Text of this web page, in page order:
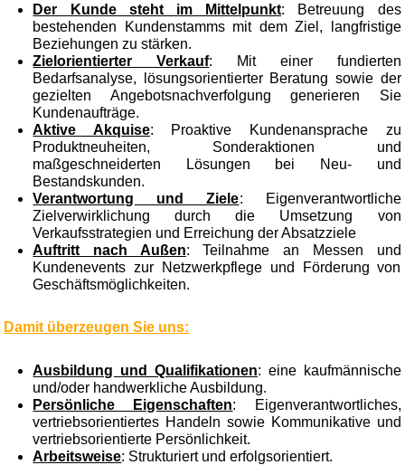
Der Kunde steht im Mittelpunkt: Betreuung des
bestehenden Kundenstamms mit dem Ziel, langfristige
Beziehungen zu stärken.
Zielorientierter Verkauf: Mit einer fundierten
Bedarfsanalyse, lösungsorientierter Beratung sowie der
gezielten Angebotsnachverfolgung generieren Sie
Kundenaufträge.
Aktive Akquise: Proaktive Kundenansprache zu
Produktneuheiten, Sonderaktionen und
maßgeschneiderten Lösungen bei Neu- und
Bestandskunden.
Verantwortung und Ziele: Eigenverantwortliche
Zielverwirklichung durch die Umsetzung von
Verkaufsstrategien und Erreichung der Absatzziele
Auftritt nach Außen: Teilnahme an Messen und
Kundenevents zur Netzwerkpflege und Förderung von
Geschäftsmöglichkeiten.
Damit überzeugen Sie uns:
Ausbildung und Qualifikationen: eine kaufmännische
und/oder handwerkliche Ausbildung.
Persönliche Eigenschaften: Eigenverantwortliches,
vertriebsorientiertes Handeln sowie Kommunikative und
vertriebsorientierte Persönlichkeit.
Arbeitsweise: Strukturiert und erfolgsorientiert.